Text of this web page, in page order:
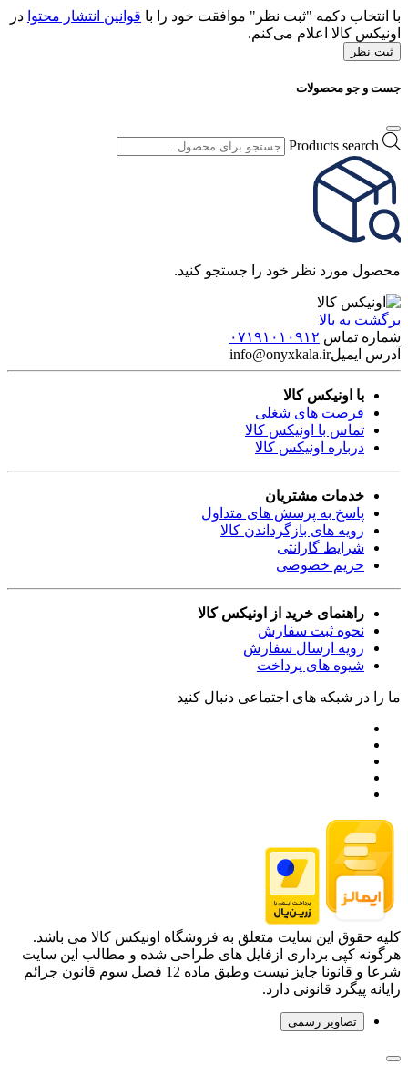
با انتخاب دکمه "ثبت نظر" موافقت خود را با قوانین انتشار محتوا در
اونیکس کالا اعلام می‌کنم.
ثبت نظر
جست و جو محصولات
Products search
محصول مورد نظر خود را جستجو کنید.
برگشت به بالا
شماره تماس ۰۷۱۹۱۰۱۰۹۱۲
آدرس ایمیلinfo@onyxkala.ir
با اونیکس کالا
فرصت های شغلی
تماس با اونیکس کالا
درباره اونیکس کالا
خدمات مشتریان
پاسخ به پرسش های متداول
رویه های بازگرداندن کالا
شرایط گارانتی
حریم خصوصی
راهنمای خرید از اونیکس کالا
نحوه ثبت سفارش
رویه ارسال سفارش
شیوه های پرداخت
ما را در شبکه های اجتماعی دنبال کنید
کلیه حقوق این سایت متعلق به فروشگاه اونیکس کالا می باشد.
هرگونه کپی برداری ازفایل های طراحی شده و مطالب این سایت
شرعا و قانونا جایز نیست وطبق ماده 12 فصل سوم قانون جرائم
رایانه پیگرد قانونی دارد.
تصاویر رسمی